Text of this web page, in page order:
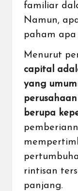
familiar
Namun,
paham
Menurut
capital
yang
berupa
rintisan
panjang.